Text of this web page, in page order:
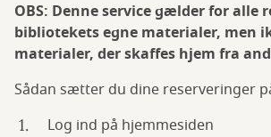
OBS: Denne service gælder for alle
bibliotekets egne materialer, men
materialer, der skaffes hjem fra
Sådan sætter du dine reserveringer
Log ind på hjemmesiden